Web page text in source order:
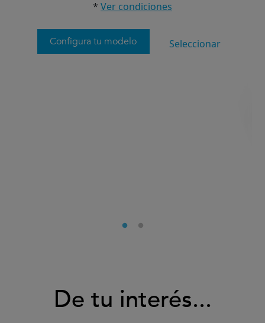
* Ver condiciones
Configura tu modelo Seleccionar
De tu interés...